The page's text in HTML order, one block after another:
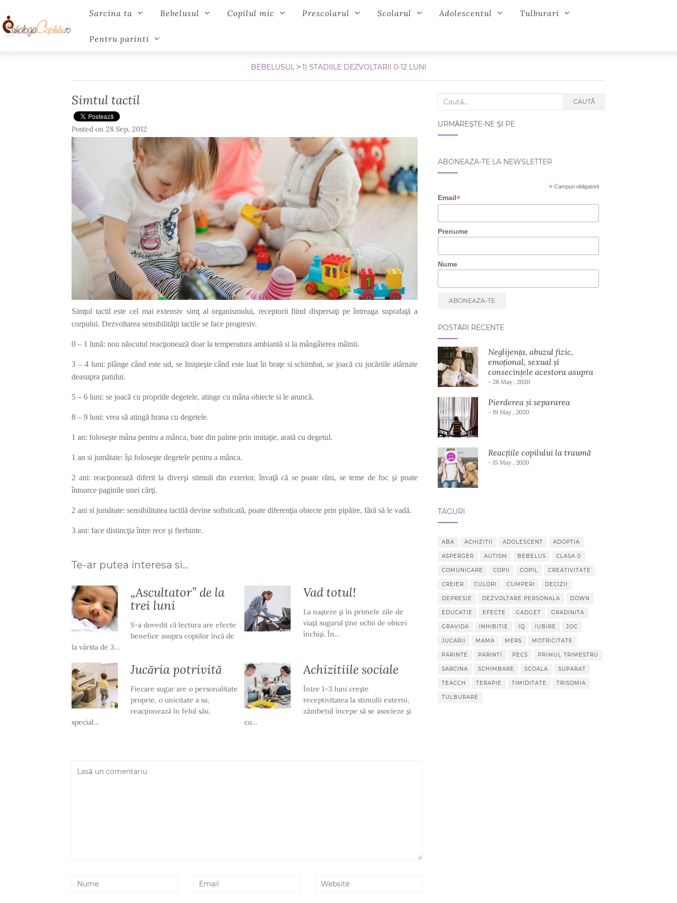
Sarcina ta Bebelusul Copilul mic Prescolarul Scolarul Adolescentul Tulburari
Pentru parinti
1) STADIILE DEZVOLTARII 0-12 LUNI
BEBELUSUL
Simtul tactil
Posted on 28 Sep, 2012
Simţul tactil este cel mai extensiv simţ al organismului, receptorii fiind dispersaţi pe întreaga suprafaţă a
corpului. Dezvoltarea sensibilităţii tactile se face progresiv.
0 – 1 lună: nou născutul reacţionează doar la temperatura ambiantă si la mângâierea mâinii.
3 – 4 luni: plânge când este ud, se linişteşte când este luat în braţe si schimbat, se joacă cu jucăriile atârnate
deasupra patului.
5 – 6 luni: se joacă cu propriile degetele, atinge cu mâna obiecte si le aruncă.
8 – 9 luni: vrea să atingă hrana cu degetele.
1 an: foloseşte mâna pentru a mânca, bate din palme prin imitaţie, arată cu degetul.
1 an si jumătate: îşi foloseşte degetele pentru a mânca.
2 ani: reacţionează diferit la diverşi stimuli din exterior, învaţă că se poate răni, se teme de foc şi poate
întoarce paginile unei cărţi.
2 ani si jumătate: sensibilitatea tactilă devine sofisticată, poate diferenţia obiecte prin pipăire, fără să le vadă.
3 ani: face distincţia între rece şi fierbinte.
Te-ar putea interesa si...
„Ascultator” de la
trei luni
S-a dovedit că lectura are efecte
benefice asupra copiilor încă de
la vârsta de 3…
Vad totul!
La naştere şi în primele zile de
viaţă sugarul ţine ochii de obicei
închişi. În…
Jucăria potrivită
Fiecare sugar are o personalitate
proprie, o unicitate a sa,
reacţionează în felul său,
special…
Achizitiile sociale
Între 1–3 luni creşte
receptivitatea la stimulii externi,
zâmbetul începe să se asocieze şi
cu…
Search for: CAUTĂ
URMĂREȘTE-NE ȘI PE
ABONEAZA-TE LA NEWSLETTER
*Campuri obligatorii
Email*
Prenume
Nume
POSTĂRI RECENTE
Neglijența, abuzul fizic,
emoțional, sexual și
consecințele acestora asupra
dezvoltării copilului
- 28 May , 2020
Pierderea și separarea
- 19 May , 2020
Reacțiile copilului la traumă
- 15 May , 2020
TAGURI
ABA ACHIZITII ADOLESCENT ADOPTIA
ASPERGER AUTISM BEBELUS CLASA 0
COMUNICARE COPII COPIL CREATIVITATE
CREIER CULORI CUMPERI DECIZII
DEPRESIE DEZVOLTARE PERSONALA DOWN
EDUCATIE EFECTE GADGET GRADINITA
GRAVIDA INHIBITIE IQ IUBIRE JOC
JUCARII MAMA MERS MOTRICITATE
PARINTE PARINTI PECS PRIMUL TRIMESTRU
SARCINA SCHIMBARE SCOALA SUPARAT
TEACCH TERAPIE TIMIDITATE TRISOMIA
TULBURARE